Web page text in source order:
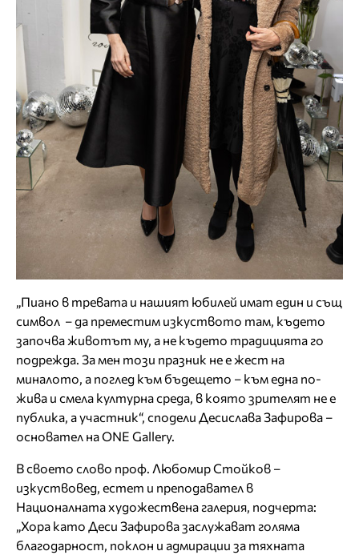
„Пиано в тревата и нашият юбилей имат един и същ
символ – да преместим изкуството там, където
започва животът му, а не където традицията го
подрежда. За мен този празник не е жест на
миналото, а поглед към бъдещето – към една по-
жива и смела културна среда, в която зрителят не е
публика, а участник“, сподели Десислава Зафирова –
основател на ONE Gallery.
В своето слово проф. Любомир Стойков –
изкуствовед, естет и преподавател в
Националната художествена галерия, подчерта:
„Хора като Деси Зафирова заслужават голяма
благодарност, поклон и адмирации за тяхната